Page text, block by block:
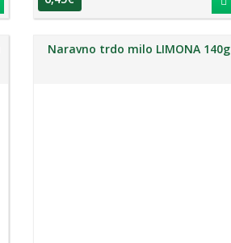
Naravno trdo milo LIMONA 140g